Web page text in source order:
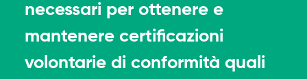
necessari per ottenere e
mantenere certificazioni
volontarie di conformità quali